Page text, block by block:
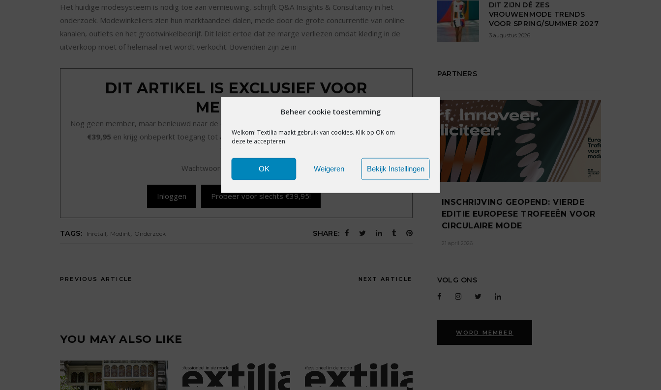
Beheer cookie toestemming
Welkom! Textilia maakt gebruik van cookies. Klik op OK om
deze te accepteren.
OK Weigeren Bekijk Instellingen
Het huidige modesysteem is nodig toe aan vernieuwing, schrijft Q&A Insights & Consultancy in het
onderzoek. Modewinkeliers zien hun marktaandeel dalen, mede door de grote concurrentie van online
kanalen, outlets en het grootwinkelbedrijf. Dit leidt ertoe dat ze marge verliezen omdat kleding in de
uitverkoop moet of helemaal niet wordt verkocht. Bovendien zijn ze in
DIT ARTIKEL IS EXCLUSIEF VOOR
MEMBERS
Nog geen member, maar benieuwd naar de exclusieve content?
€39,95 en krijg onbeperkt toegang tot alle premium content en het volledige archief van
Textilia.nl.
Wachtwoord vergeten?Klik hier
Inloggen Probeer voor slechts €39,95!
TAGS: Inretail, Modint, Onderzoek SHARE:
PREVIOUS ARTICLE NEXT ARTICLE
YOU MAY ALSO LIKE
DIT ZIJN DÉ ZES
VROUWENMODE TRENDS
VOOR SPRING/SUMMER 2027
3 augustus 2026
PARTNERS
INSCHRIJVING GEOPEND: VIERDE
EDITIE EUROPESE TROFEEËN VOOR
CIRCULAIRE MODE
21 april 2026
VOLG ONS
WORD MEMBER